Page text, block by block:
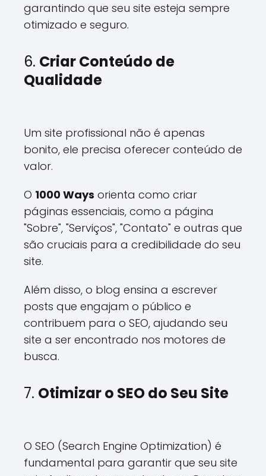
garantindo que seu site esteja sempre
otimizado e seguro.
6. Criar Conteúdo de
Qualidade
Um site profissional não é apenas
bonito, ele precisa oferecer conteúdo de
valor.
O 1000 Ways orienta como criar
páginas essenciais, como a página
"Sobre", "Serviços", "Contato" e outras que
são cruciais para a credibilidade do seu
site.
Além disso, o blog ensina a escrever
posts que engajam o público e
contribuem para o SEO, ajudando seu
site a ser encontrado nos motores de
busca.
7. Otimizar o SEO do Seu Site
O SEO (Search Engine Optimization) é
fundamental para garantir que seu site